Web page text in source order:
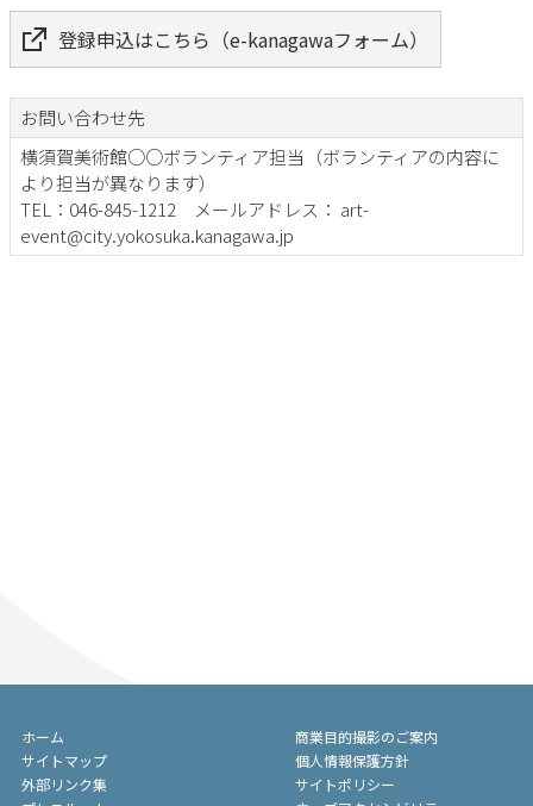
登録申込はこちら（e-kanagawaフォーム）
お問い合わせ先
横須賀美術館○○ボランティア担当（ボランティアの内容に
より担当が異なります）
TEL：046-845-1212 メールアドレス： art-
event@city.yokosuka.kanagawa.jp
ホーム
サイトマップ
外部リンク集
商業目的撮影のご案内
個人情報保護方針
サイトポリシー